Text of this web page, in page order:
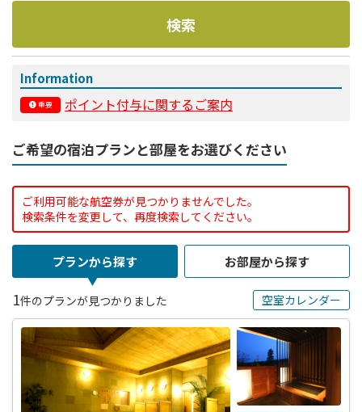
検索
Information
重要 ポイント付与に関するご案内
ご希望の宿泊プランと部屋をお選びください
ご利用可能な航空券が見つかりませんでした。
検索条件を変更して、再度検索してください。
プランから探す お部屋から探す
1件のプランが見つかりました 空室カレンダー